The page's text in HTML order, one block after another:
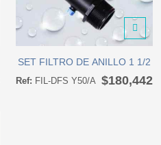
SET FILTRO DE ANILLO 1 1/2
Ref: FIL-DFS Y50/A $180,442